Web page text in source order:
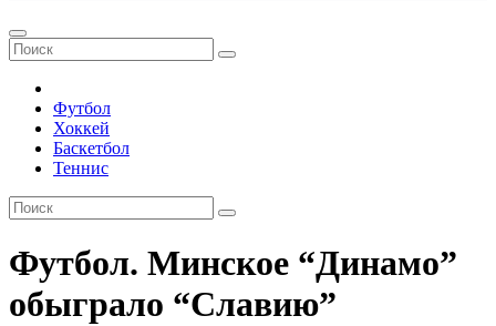
Футбол
Хоккей
Баскетбол
Теннис
Футбол. Минское “Динамо”
обыграло “Славию”